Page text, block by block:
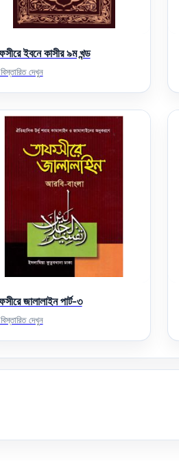
ইবনে কাসীর ৯ম খন্ড
দেখুন
জালালাইন পার্ট-৩
দেখুন